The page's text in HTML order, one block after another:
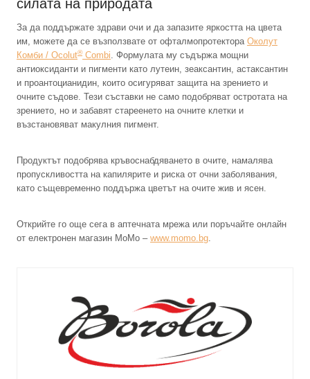
силата на природата
За да поддържате здрави очи и да запазите яркостта на цвета
им, можете да се възползвате от офталмопротектора Околут
Комби / Ocolut®Combi . Формулата му съдържа мощни
антиоксиданти и пигменти като лутеин, зеаксантин, астаксантин
и проантоцианидин, които осигуряват защита на зрението и
очните съдове. Тези съставки не само подобряват остротата на
зрението, но и забавят стареенето на очните клетки и
възстановяват макулния пигмент.
Продуктът подобрява кръвоснабдяването в очите, намалява
пропускливостта на капилярите и риска от очни заболявания,
като същевременно поддържа цветът на очите жив и ясен.
Открийте го още сега в аптечната мрежа или поръчайте онлайн
от електронен магазин MoMo – www.momo.bg